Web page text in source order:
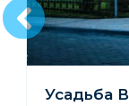
Усадьба